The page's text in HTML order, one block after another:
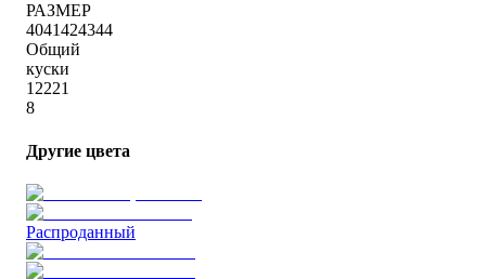
РАЗМЕР
4041424344
Общий
куски
12221
8
Другие цвета
Распроданный